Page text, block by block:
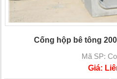
Cống hộp bê tông
Mã SP:
Giá: